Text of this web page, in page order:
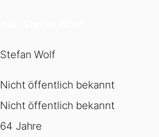
Stefan Wolf
Nicht öffentlich bekannt
Nicht öffentlich bekannt
64 Jahre